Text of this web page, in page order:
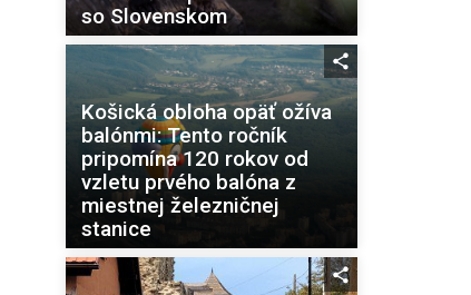
so Slovenskom
Košická obloha opäť ožíva
balónmi: Tento ročník
pripomína 120 rokov od
vzletu prvého balóna z
miestnej železničnej
stanice